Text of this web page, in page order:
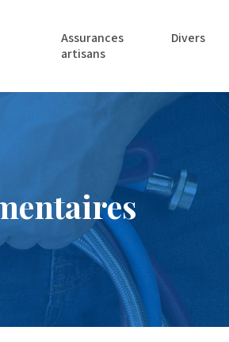
Assurances
artisans
Divers